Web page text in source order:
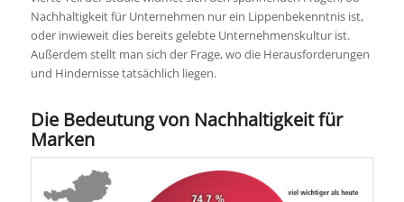
Nachhaltigkeit für Unternehmen nur ein Lippenbekenntnis ist,
oder inwieweit dies bereits gelebte Unternehmenskultur ist.
Außerdem stellt man sich der Frage, wo die Herausforderungen
und Hindernisse tatsächlich liegen.
Die Bedeutung von Nachhaltigkeit für
Marken